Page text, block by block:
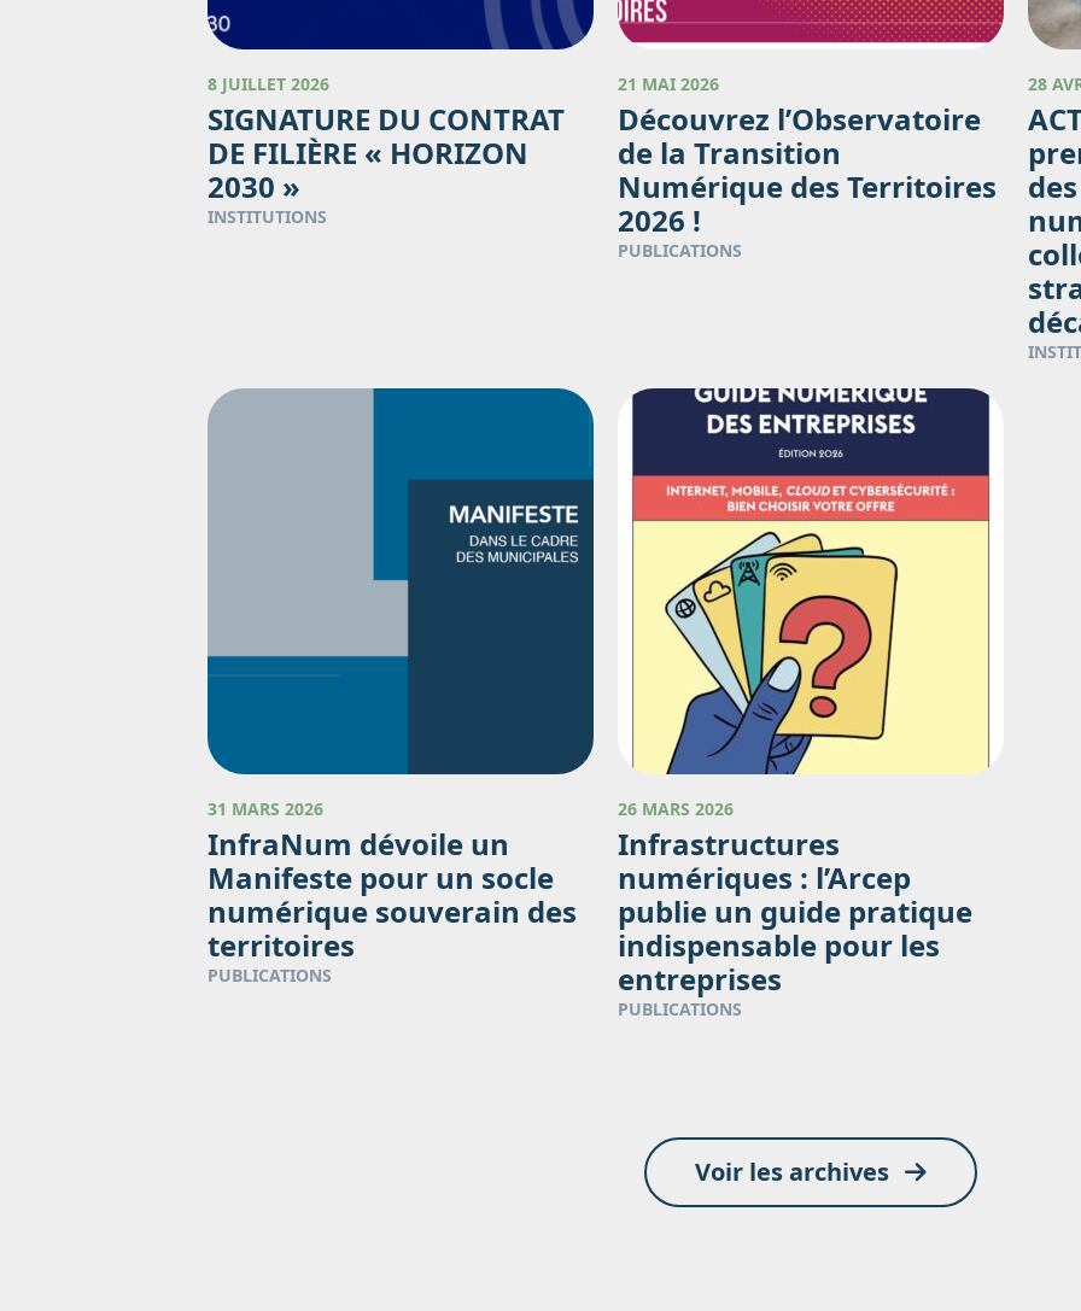
8 JUILLET 2026
SIGNATURE DU CONTRAT
DE FILIÈRE « HORIZON
2030 »
INSTITUTIONS
21 MAI 2026
Découvrez l’Observatoire
de la Transition
Numérique des Territoires
2026 !
PUBLICATIONS
28
31 MARS 2026
InfraNum dévoile un
Manifeste pour un socle
numérique souverain des
territoires
PUBLICATIONS
26 MARS 2026
Infrastructures
numériques : l’Arcep
publie un guide pratique
indispensable pour les
entreprises
PUBLICATIONS
Voir les archives